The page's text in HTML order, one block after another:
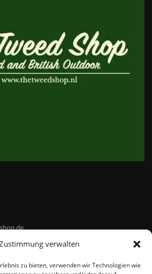
verwalten
zu bieten, verwenden wir Technologien wie